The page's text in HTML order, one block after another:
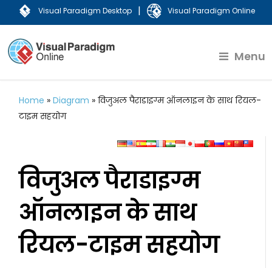
Visual Paradigm Desktop | Visual Paradigm Online
Menu
Home »Diagram »विजुअल पैराडाइग्म ऑनलाइन के साथ रियल-
टाइम सहयोग
विजुअल पैराडाइग्म
ऑनलाइन के साथ
रियल-टाइम सहयोग